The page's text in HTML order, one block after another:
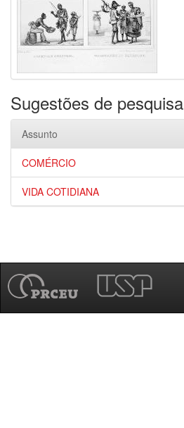
Sugestões de pesquisa
Assunto
COMÉRCIO
VIDA COTIDIANA